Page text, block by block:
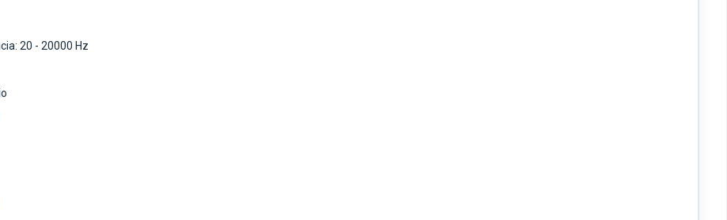
20 - 20000 Hz